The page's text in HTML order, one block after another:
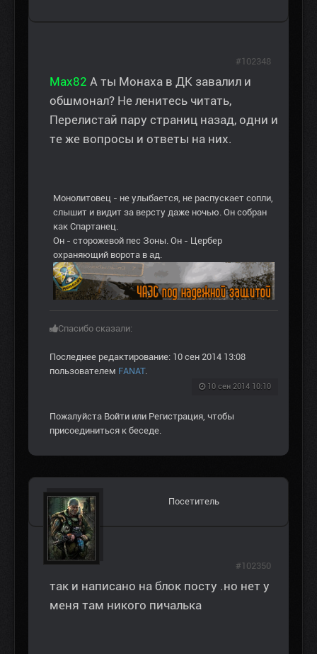
Max82 А ты Монаха в ДК завалил и
обшмонал? Не ленитесь читать,
Перелистай пару страниц назад, одни и
те же вопросы и ответы на них.
Монолитовец - не улыбается, не распускает сопли,
слышит и видит за версту даже ночью. Он собран
как Спартанец.
Он - сторожевой пес Зоны. Он - Цербер
охраняющий ворота в ад.
Спасибо сказали:
Последнее редактирование: 10 сен 2014 13:08
пользователем FANAT.
10 сен 2014 10:10
#102348
Пожалуйста Войти или Регистрация, чтобы
присоединиться к беседе.
Посетитель
так и написано на блок посту .но нет у
меня там никого пичалька
#102350